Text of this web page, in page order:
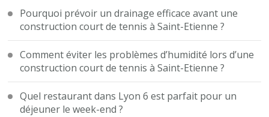
Pourquoi prévoir un drainage efficace avant une
construction court de tennis à Saint-Etienne ?
Comment éviter les problèmes d’humidité lors d’une
construction court de tennis à Saint-Etienne ?
Quel restaurant dans Lyon 6 est parfait pour un
déjeuner le week-end ?